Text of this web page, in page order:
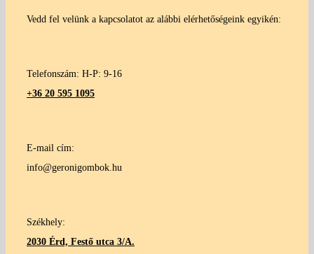
Vedd fel velünk a kapcsolatot az alábbi elérhetőségeink egyikén:
Telefonszám: H-P: 9-16
+36 20 595 1095
E-mail cím:
info@geronigombok.hu
Székhely:
2030 Érd, Festő utca 3/A.